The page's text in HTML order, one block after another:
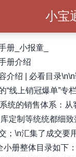
小宝
册_小报童_
册介绍
介绍 | 必看目录
“线上销冠爆单”专
统的销售体系：
定制等统统都细
；\n汇集了成交要
小册整体目录如下